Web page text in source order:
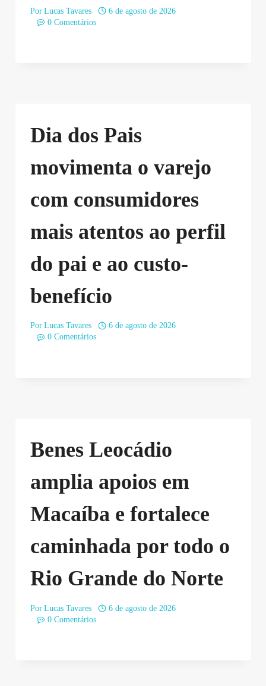
Por Lucas Tavares
6 de agosto de 2026
0 Comentários
Dia dos Pais
movimenta o varejo
com consumidores
mais atentos ao perfil
do pai e ao custo-
benefício
Por Lucas Tavares
6 de agosto de 2026
0 Comentários
Benes Leocádio
amplia apoios em
Macaíba e fortalece
caminhada por todo o
Rio Grande do Norte
Por Lucas Tavares
6 de agosto de 2026
0 Comentários